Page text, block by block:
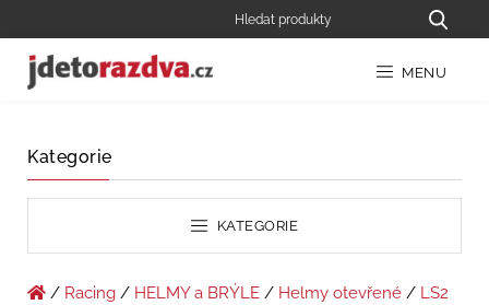
MENU
Kategorie
KATEGORIE
/ Racing / HELMY a BRÝLE / Helmy otevřené / LS2